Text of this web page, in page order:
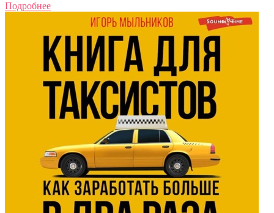
Подробнее